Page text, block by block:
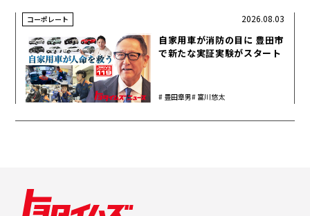
コーポレート
自家用車が消防の目に 豊田市
で新たな実証実験がスタート
豊田章男 富川悠太
2026.08.03